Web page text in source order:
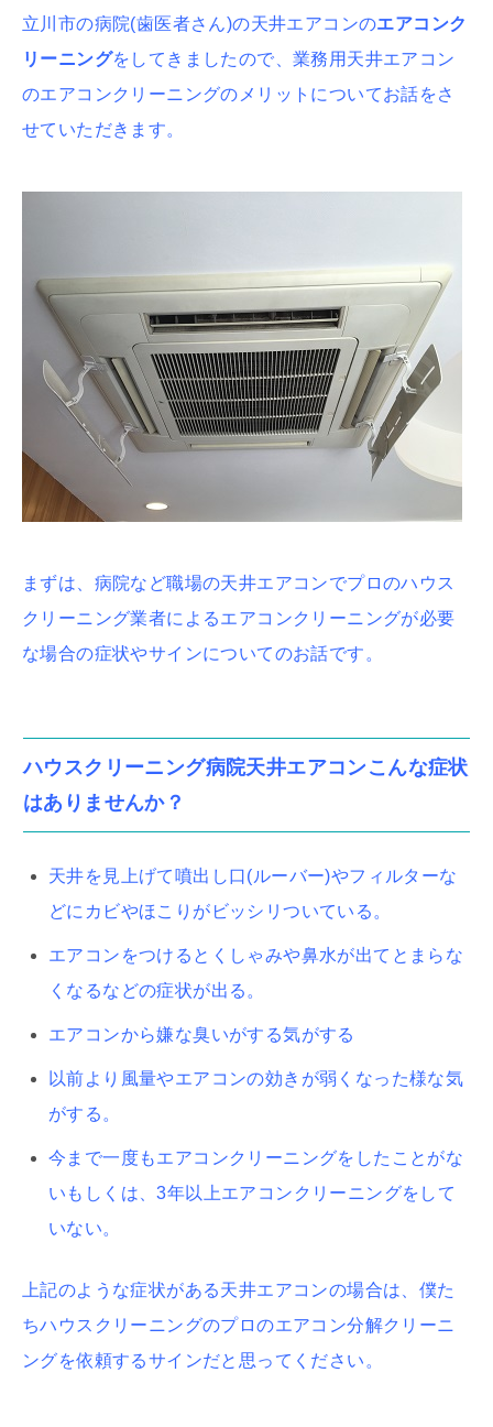
立川市の病院(歯医者さん)の天井エアコンのエアコンク
リーニングをしてきましたので、業務用天井エアコン
のエアコンクリーニングのメリットについてお話をさ
せていただきます。
まずは、病院など職場の天井エアコンでプロのハウス
クリーニング業者によるエアコンクリーニングが必要
な場合の症状やサインについてのお話です。
ハウスクリーニング病院天井エアコンこんな症状
はありませんか？
天井を見上げて噴出し口(ルーバー)やフィルターな
どにカビやほこりがビッシリついている。
エアコンをつけるとくしゃみや鼻水が出てとまらな
くなるなどの症状が出る。
エアコンから嫌な臭いがする気がする
以前より風量やエアコンの効きが弱くなった様な気
がする。
今まで一度もエアコンクリーニングをしたことがな
いもしくは、3年以上エアコンクリーニングをして
いない。
上記のような症状がある天井エアコンの場合は、僕た
ちハウスクリーニングのプロのエアコン分解クリーニ
ングを依頼するサインだと思ってください。